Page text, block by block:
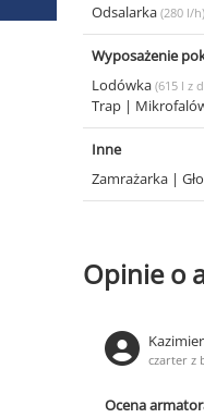
Odsalarka (280 l/h)
Wyposażenie
Lodówka (615 l z
Trap |
Inne
Zamrażarka |
Opinie o
czarter z
Ocena